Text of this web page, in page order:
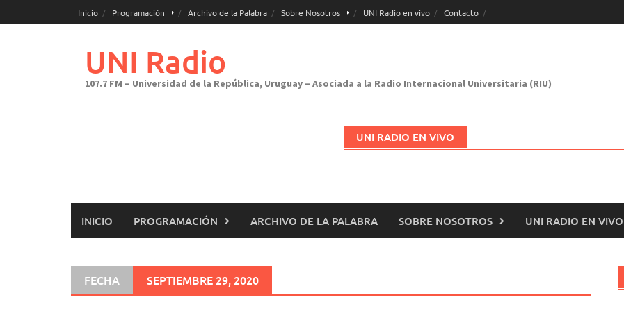
al
Inicio Programación Archivo de la Palabra Sobre Nosotros UNI Radio en vivo Contacto
UNI Radio
107.7 FM – Universidad de la República, Uruguay – Asociada a la Radio Internacional Universitaria (RIU)
UNI RADIO EN VIVO
INICIO PROGRAMACIÓN ARCHIVO DE LA PALABRA SOBRE NOSOTROS UNI RADIO EN VIVO
FECHA SEPTIEMBRE 29, 2020